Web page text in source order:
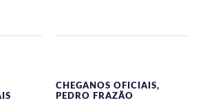
CHEGANOS OFICIAIS,
PEDRO FRAZÃO